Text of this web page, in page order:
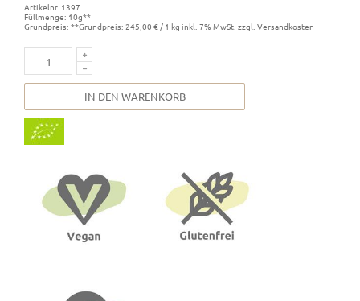
Artikelnr. 1397
Füllmenge: 10g**
Grundpreis: **Grundpreis: 245,00 € / 1 kg inkl. 7% MwSt. zzgl. Versandkosten
IN DEN WARENKORB